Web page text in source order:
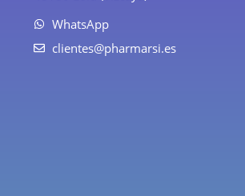
WhatsApp
clientes@pharmarsi.es